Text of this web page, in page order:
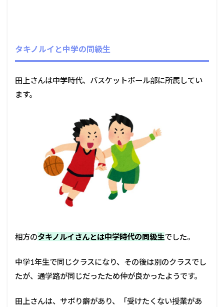
タキノルイと中学の同級生
田上さんは中学時代、バスケットボール部に所属してい
ます。
相方のタキノルイさんとは中学時代の同級生でした。
中学1年生で同じクラスになり、その後は別のクラスでし
たが、通学路が同じだったため仲が良かったようです。
田上さんは、サボり癖があり、「受けたくない授業があ